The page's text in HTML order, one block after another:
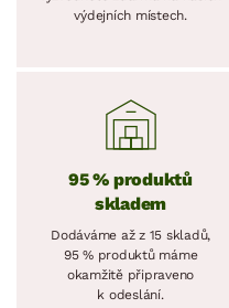
výdejních místech.
95 % produktů
skladem
Dodáváme až z 15 skladů,
95 % produktů máme
okamžitě připraveno
k odeslání.